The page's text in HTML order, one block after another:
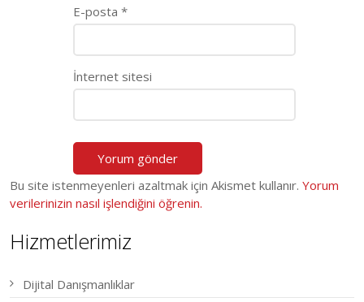
E-posta*
İnternet sitesi
Bu site istenmeyenleri azaltmak için Akismet kullanır.Yorum
verilerinizin nasıl işlendiğini öğrenin.
Hizmetlerimiz
Dijital Danışmanlıklar